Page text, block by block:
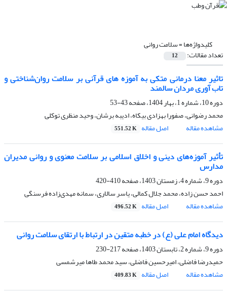
کلیدواژه‌ها =سلامت روانی
تعداد مقالات: 12
تاثیر معنا درمانی متکی به آموزه های قرآنی بر سلامت روان‌شناختی و
تاب آوری مردان سالمند
دوره 10، شماره 1، بهار 1404، صفحه
43-53
محمد رضوانی، صفورا بهزادی بیکاه، ادیبه برشان، وحید منظری توکلی
مشاهده مقاله
اصل مقاله 551.52 K
تأثیر آموزه‌های دینی و اخلاق اسلامی بر سلامت معنوی و روانی مدیران
مدارس
دوره 9، شماره 4، زمستان 1403، صفحه
410-420
احمد حسن زاده، محمد جلال کمالی، یاسر سالاری، سمانه مهدی‌زاده فرسنگی
مشاهده مقاله
اصل مقاله 496.52 K
دیدگاه امام علی (ع) در خطبه متقین در ارتباط با ارتقای سلامت روانی
دوره 9، شماره 2، تابستان 1403، صفحه
217-230
حمیدرضا فاضلی، امیرحسین فاضلی، سید محمد طاها میرشمسی
مشاهده مقاله
اصل مقاله 409.83 K